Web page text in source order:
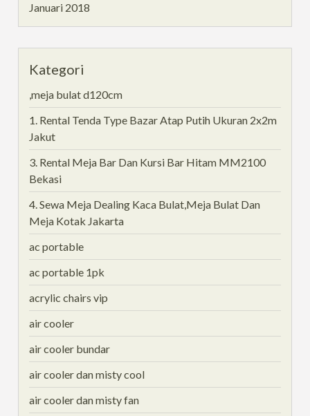
Januari 2018
Kategori
,meja bulat d120cm
1. Rental Tenda Type Bazar Atap Putih Ukuran 2x2m
Jakut
3. Rental Meja Bar Dan Kursi Bar Hitam MM2100
Bekasi
4. Sewa Meja Dealing Kaca Bulat,Meja Bulat Dan
Meja Kotak Jakarta
ac portable
ac portable 1pk
acrylic chairs vip
air cooler
air cooler bundar
air cooler dan misty cool
air cooler dan misty fan